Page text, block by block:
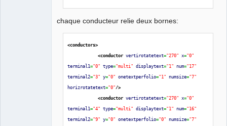
chaque conducteur relie deux bornes:
<conductors>
<conductor vertirotatetext="270" x="0"
terminal1="0" type="multi" displaytext="1" num="17"
terminal2="3" y="0" onetextperfolio="1" numsize="7"
horizrotatetext="0"/>
<conductor vertirotatetext="270" x="0"
terminal1="4" type="multi" displaytext="1" num="16"
terminal2="9" y="0" onetextperfolio="0" numsize="7"